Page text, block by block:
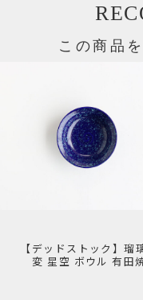
この商品
【デッドストック】瑠
変 星空 ボウル 有田